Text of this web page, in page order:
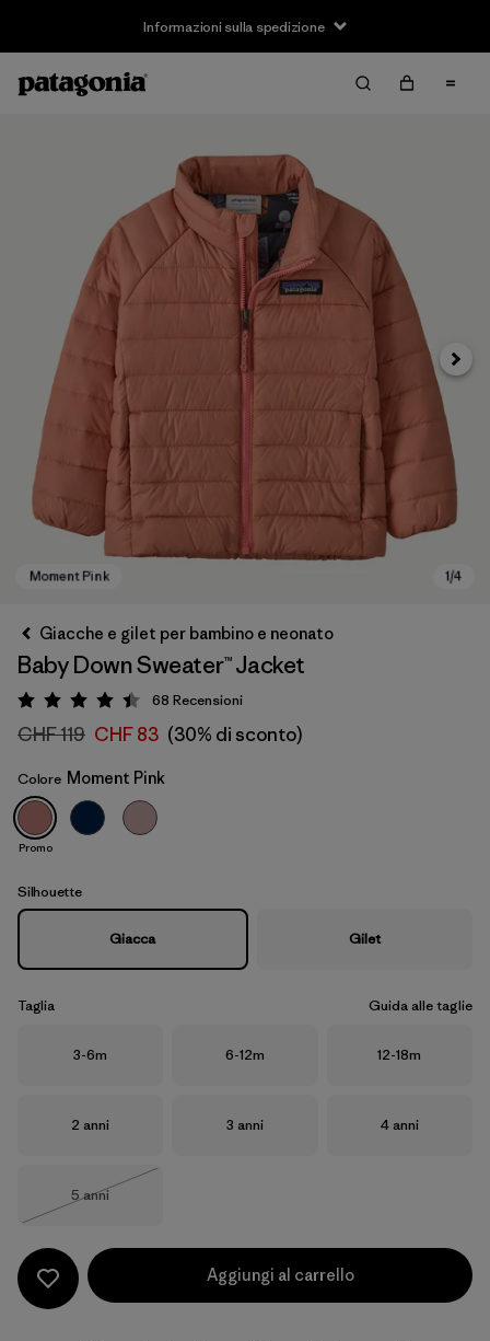
Informazioni sulla spedizione
Moment Pink
Avanti
Giacche e gilet per bambino e neonato
Baby Down Sweater™ Jacket
Valutazione: 4.4 / 5
68 Recensioni
CHF 119 CHF 83 (30% di sconto)
Colore Moment Pink
Promo
Silhouette
Giacca Gilet
Taglia Guida alle taglie
Taglia
3-6m Taglia
6-12m Taglia
12-18m
Taglia
2 anni Taglia
3 anni Taglia
4 anni
Taglia
5 anni
Aggiungi al carrello